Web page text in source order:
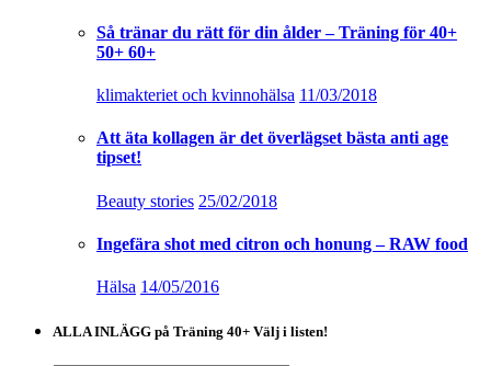
Så tränar du rätt för din ålder – Träning för 40+
50+ 60+
klimakteriet och kvinnohälsa 11/03/2018
Att äta kollagen är det överlägset bästa anti age
tipset!
Beauty stories 25/02/2018
Ingefära shot med citron och honung – RAW food
Hälsa 14/05/2016
ALLA INLÄGG på Träning 40+ Välj i listen!